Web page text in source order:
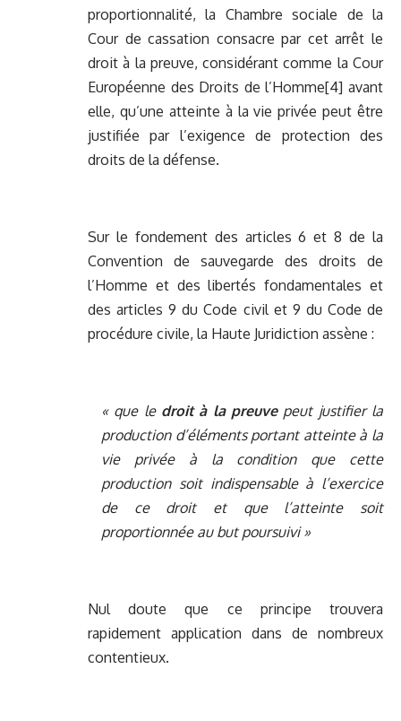
proportionnalité, la Chambre sociale de la
Cour de cassation consacre par cet arrêt le
droit à la preuve, considérant comme la Cour
Européenne des Droits de l’Homme[4] avant
elle, qu’une atteinte à la vie privée peut être
justifiée par l’exigence de protection des
droits de la défense.
Sur le fondement des articles 6 et 8 de la
Convention de sauvegarde des droits de
l’Homme et des libertés fondamentales et
des articles 9 du Code civil et 9 du Code de
procédure civile, la Haute Juridiction assène :
« que le droit à la preuvepeut justifier la
production d’éléments portant atteinte à la
vie privée à la condition que cette
production soit indispensable à l’exercice
de ce droit et que l’atteinte soit
proportionnée au but poursuivi »
Nul doute que ce principe trouvera
rapidement application dans de nombreux
contentieux.